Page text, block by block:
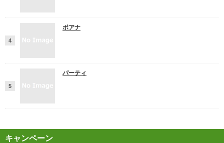
ポアナ
パーティ
キャンペーン